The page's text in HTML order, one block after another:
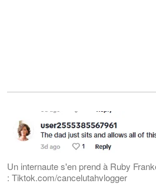
Un internaute s'en prend à Ruby
: Tiktok.com/cancelutahvlogger